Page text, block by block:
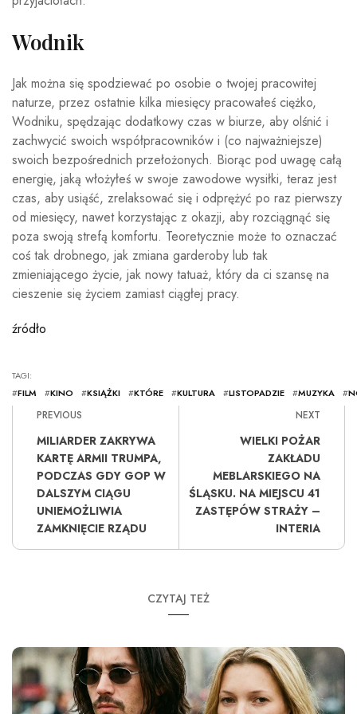
Wodnik
Jak można się spodziewać po osobie o twojej pracowitej
naturze, przez ostatnie kilka miesięcy pracowałeś ciężko,
Wodniku, spędzając dodatkowy czas w biurze, aby olśnić i
zachwycić swoich współpracowników i (co najważniejsze)
swoich bezpośrednich przełożonych. Biorąc pod uwagę całą
energię, jaką włożyłeś w swoje zawodowe wysiłki, teraz jest
czas, aby usiąść, zrelaksować się i odprężyć po raz pierwszy
od miesięcy, nawet korzystając z okazji, aby rozciągnąć się
poza swoją strefą komfortu. Teoretycznie może to oznaczać
coś tak drobnego, jak zmiana garderoby lub tak
zmieniającego życie, jak nowy tatuaż, który da ci szansę na
cieszenie się życiem zamiast ciągłej pracy.
źródło
TAGI:
#FILM #KINO #KSIĄŻKI #KTÓRE #KULTURA #LISTOPADZIE #MUZYKA #
PREVIOUS
MILIARDER ZAKRYWA
KARTĘ ARMII TRUMPA,
PODCZAS GDY GOP W
DALSZYM CIĄGU
UNIEMOŻLIWIA
ZAMKNIĘCIE RZĄDU
NEXT
WIELKI POŻAR
ZAKŁADU
MEBLARSKIEGO NA
ŚLĄSKU. NA MIEJSCU 41
ZASTĘPÓW STRAŻY –
INTERIA
CZYTAJ TEŻ